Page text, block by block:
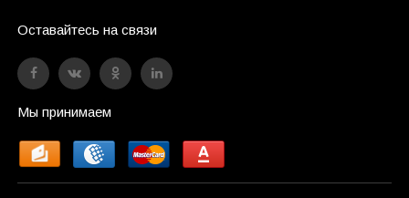
Оставайтесь на связи
Мы принимаем